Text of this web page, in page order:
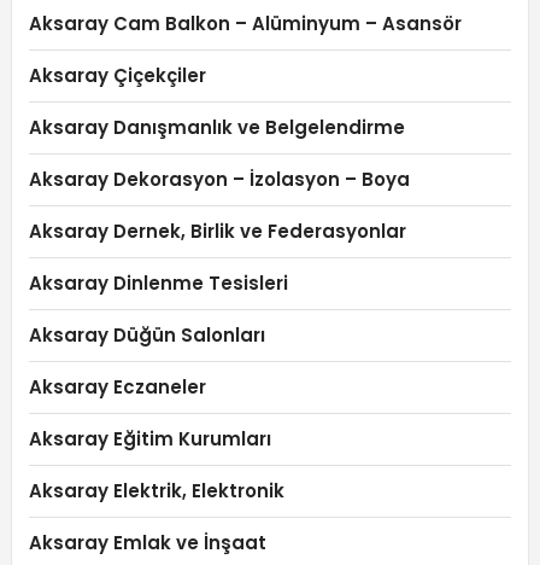
Aksaray Cam Balkon – Alüminyum – Asansör
Aksaray Çiçekçiler
Aksaray Danışmanlık ve Belgelendirme
Aksaray Dekorasyon – İzolasyon – Boya
Aksaray Dernek, Birlik ve Federasyonlar
Aksaray Dinlenme Tesisleri
Aksaray Düğün Salonları
Aksaray Eczaneler
Aksaray Eğitim Kurumları
Aksaray Elektrik, Elektronik
Aksaray Emlak ve İnşaat